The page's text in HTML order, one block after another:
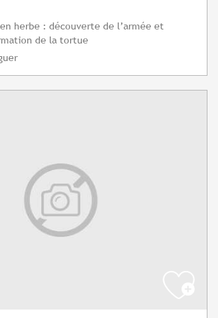
herbe : découverte de l’armée et
de la tortue